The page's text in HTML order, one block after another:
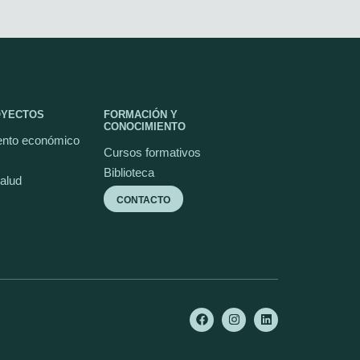
económico
FORMACIÓN Y
CONOCIMIENTO
Cursos formativos
Biblioteca
CONTACTO